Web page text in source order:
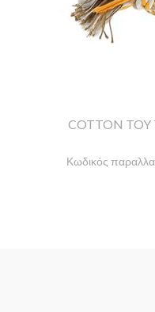
COTTON
Κωδικός